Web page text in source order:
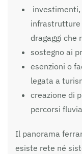
investimenti,
infrastrutture
dragaggi che
sostegno ai
esenzioni o
legata a
creazione di
percorsi
Il panorama
esiste rete né